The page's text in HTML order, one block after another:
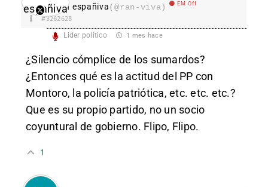
Ran españiva(@ran-viva) EM Off
#3262628
Líder político 1 mes hace
¿Silencio cómplice de los sumardos?
¿Entonces qué es la actitud del PP con
Montoro, la policía patriótica, etc. etc. etc.?
Que es su propio partido, no un socio
coyuntural de gobierno. Flipo, Flipo.
1